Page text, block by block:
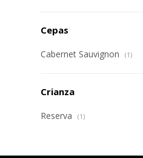
Cepas
Cabernet Sauvignon (1)
Crianza
Reserva (1)